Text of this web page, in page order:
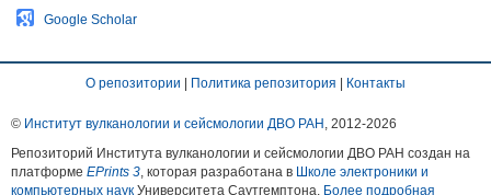
Google Scholar
О репозитории | Политика репозитория | Контакты
© Институт вулканологии и сейсмологии ДВО РАН , 2012-2026
Репозиторий Института вулканологии и сейсмологии ДВО РАН создан на
платформе EPrints 3 , которая разработана в Школе электроники и
компьютерных наук Университета Саутгемптона. Более подробная